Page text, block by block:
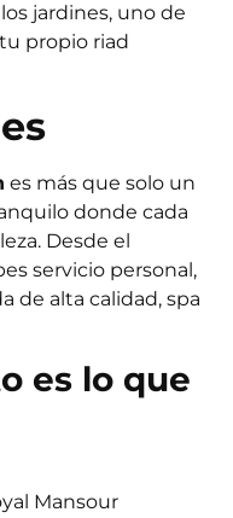
jardines, uno de
propio riad
es más que solo un
donde cada
Desde el
servicio personal,
de alta calidad, spa
es lo que
Mansour